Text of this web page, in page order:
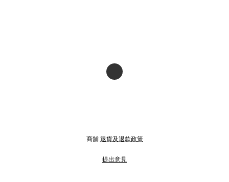
商舖 退貨及退款政策
提出意見